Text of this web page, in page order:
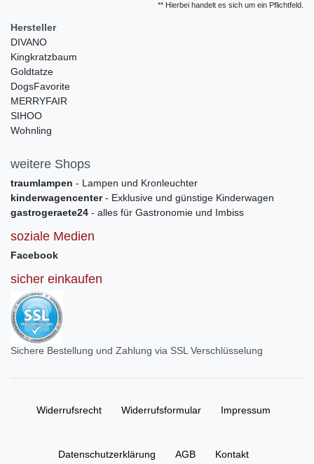
** Hierbei handelt es sich um ein Pflichtfeld.
Hersteller
DIVANO
Kingkratzbaum
Goldtatze
DogsFavorite
MERRYFAIR
SIHOO
Wohnling
weitere Shops
traumlampen - Lampen und Kronleuchter
kinderwagencenter- Exklusive und günstige Kinderwagen
gastrogeraete24 - alles für Gastronomie und Imbiss
soziale Medien
Facebook
sicher einkaufen
Sichere Bestellung und Zahlung via SSL Verschlüsselung
Widerrufs­recht Widerrufs­formular Impressum
Daten­schutz­erklärung AGB Kontakt